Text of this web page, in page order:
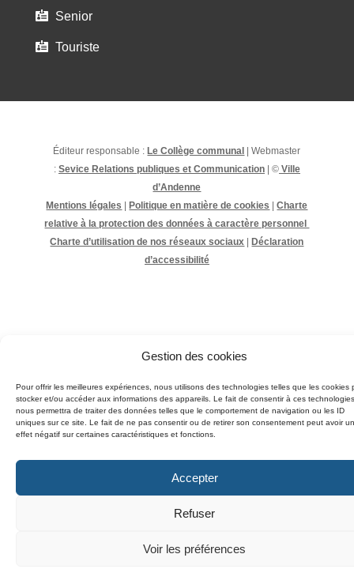
Gestion des cookies
Pour offrir les meilleures expériences, nous utilisons des technologies telles que les cookies
stocker et/ou accéder aux informations des appareils. Le fait de consentir à ces technologies
nous permettra de traiter des données telles que le comportement de navigation ou les ID
uniques sur ce site. Le fait de ne pas consentir ou de retirer son consentement peut avoir un
effet négatif sur certaines caractéristiques et fonctions.
Accepter
Refuser
Voir les préférences
 Senior
 Touriste
Éditeur responsable : Le Collège communal
| Webmaster
: Sevice Relations publiques et Communication | © Ville
d’Andenne
Mentions légales
Politique en matière de cookies
Charte
relative à la protection des données à caractère personnel
Charte d’utilisation de nos réseaux sociaux
Déclaration
d’accessibilité